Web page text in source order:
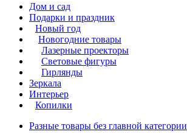
Дом и сад
Подарки и праздник
Новый год
Новогодние товары
Лазерные проекторы
Световые фигуры
Гирлянды
Зеркала
Интерьер
Копилки
Разные товары без главной категории